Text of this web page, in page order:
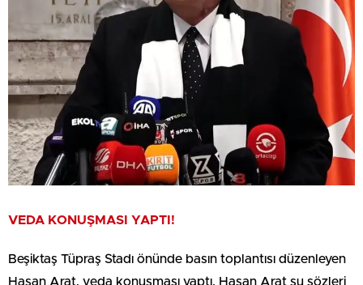
VEDA KONUŞMASI YAPTI!
Beşiktaş Tüpraş Stadı önünde basın toplantısı düzenleyen
Hasan Arat, veda konuşması yaptı. Hasan Arat şu sözleri